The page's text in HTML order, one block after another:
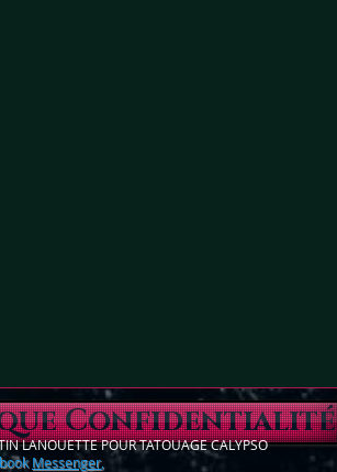
Confidentialité
LANOUETTE POUR TATOUAGE CALYPSO
Messenger,